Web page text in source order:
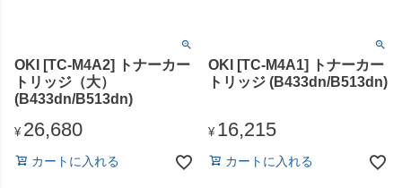
OKI [TC-M4A2] トナーカー
トリッジ（大）
(B433dn/B513dn)
¥ 26,680
カートに入れる
OKI [TC-M4A1] トナーカー
トリッジ (B433dn/B513dn)
¥ 16,215
カートに入れる